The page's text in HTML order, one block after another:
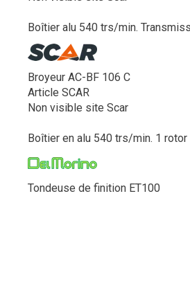
Boîtier alu 540 trs/min.
Broyeur AC-BF 106 C
Article SCAR
Non visible site Scar
Boîtier en alu 540 trs/min. 1
Tondeuse de finition ET100